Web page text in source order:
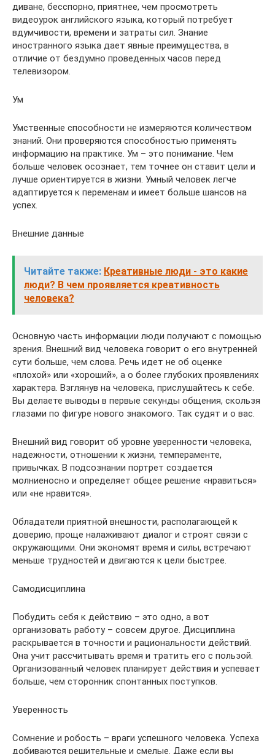
диване, бесспорно, приятнее, чем просмотреть
видеоурок английского языка, который потребует
вдумчивости, времени и затраты сил. Знание
иностранного языка дает явные преимущества, в
отличие от бездумно проведенных часов перед
телевизором.
Ум
Умственные способности не измеряются количеством
знаний. Они проверяются способностью применять
информацию на практике. Ум – это понимание. Чем
больше человек осознает, тем точнее он ставит цели и
лучше ориентируется в жизни. Умный человек легче
адаптируется к переменам и имеет больше шансов на
успех.
Внешние данные
Читайте также: Креативные люди - это какие
люди? В чем проявляется креативность
человека?
Основную часть информации люди получают с помощью
зрения. Внешний вид человека говорит о его внутренней
сути больше, чем слова. Речь идет не об оценке
«плохой» или «хороший», а о более глубоких проявлениях
характера. Взглянув на человека, прислушайтесь к себе.
Вы делаете выводы в первые секунды общения, скользя
глазами по фигуре нового знакомого. Так судят и о вас.
Внешний вид говорит об уровне уверенности человека,
надежности, отношении к жизни, темпераменте,
привычках. В подсознании портрет создается
молниеносно и определяет общее решение «нравиться»
или «не нравится».
Обладатели приятной внешности, располагающей к
доверию, проще налаживают диалог и строят связи с
окружающими. Они экономят время и силы, встречают
меньше трудностей и двигаются к цели быстрее.
Самодисциплина
Побудить себя к действию – это одно, а вот
организовать работу – совсем другое. Дисциплина
раскрывается в точности и рациональности действий.
Она учит рассчитывать время и тратить его с пользой.
Организованный человек планирует действия и успевает
больше, чем сторонник спонтанных поступков.
Уверенность
Сомнение и робость – враги успешного человека. Успеха
добиваются решительные и смелые. Даже если вы